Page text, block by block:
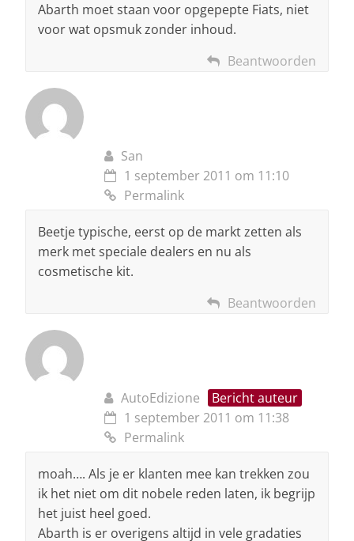
Abarth moet staan voor opgepepte Fiats, niet
voor wat opsmuk zonder inhoud.
Beantwoorden
San
1 september 2011 om 11:10
Permalink
Beetje typische, eerst op de markt zetten als
merk met speciale dealers en nu als
cosmetische kit.
Beantwoorden
AutoEdizione
Bericht auteur
1 september 2011 om 11:38
Permalink
moah…. Als je er klanten mee kan trekken zou
ik het niet om dit nobele reden laten, ik begrijp
het juist heel goed.
Abarth is er overigens altijd in vele gradaties